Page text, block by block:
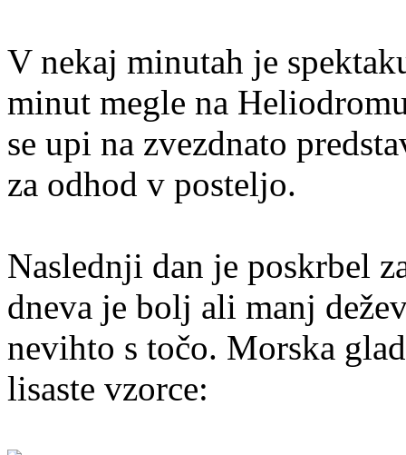
V nekaj minutah je
minut megle na
se upi na zvezdnato
za odhod v posteljo.
Naslednji dan je poskrbel
dneva je bolj ali manj
nevihto s točo. Morska
lisaste vzorce: